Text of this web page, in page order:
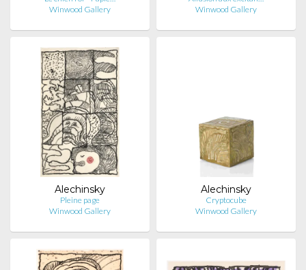
Winwood Gallery
Winwood Gallery
Alechinsky
Pleine page
Winwood Gallery
Alechinsky
Cryptocube
Winwood Gallery